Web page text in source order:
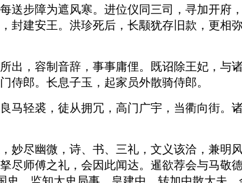
步障为遮风寒。进位仪同三司，寻加开府
建安王。洪珍死后，长颙犹存旧款，更相
出，容制音辞，事事庸俚。既诏除王妃，与
侍郎。长息子玉，起家员外散骑侍郎。
轻裘，徒从拥冗，高门广宇，当衢向街。
妙尽幽微，诗、书、三礼，文义该洽，兼明
师傅之礼，会因此闻达。暹欲荐会与马敬